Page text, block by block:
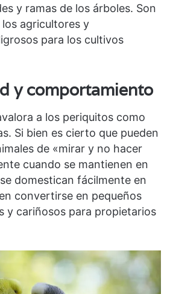
y ramas de los árboles. Son
agricultores y
para los cultivos
y comportamiento
a los periquitos como
Si bien es cierto que pueden
de «mirar y no hacer
cuando se mantienen en
domestican fácilmente en
convertirse en pequeños
y cariñosos para propietarios